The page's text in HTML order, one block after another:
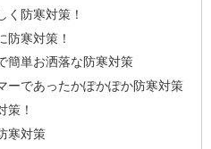
く防寒対策！
防寒対策！
簡単お洒落な防寒対策
ーであったかぽかぽか防寒対策
策！
寒対策